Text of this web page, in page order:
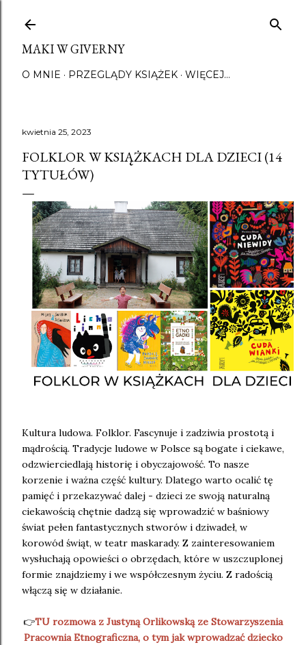
MAKI W GIVERNY
O MNIE PRZEGLĄDY KSIĄŻEK WIĘCEJ…
kwietnia 25, 2023
FOLKLOR W KSIĄŻKACH DLA DZIECI (14
TYTUŁÓW)
Kultura ludowa. Folklor. Fascynuje i zadziwia prostotą i
mądrością. Tradycje ludowe w Polsce są bogate i ciekawe,
odzwierciedlają historię i obyczajowość. To nasze
korzenie i ważna część kultury. Dlatego warto ocalić tę
pamięć i przekazywać dalej - dzieci ze swoją naturalną
ciekawością chętnie dadzą się wprowadzić w baśniowy
świat pełen fantastycznych stworów i dziwadeł, w
korowód świąt, w teatr maskarady. Z zainteresowaniem
wysłuchają opowieści o obrzędach, które w uszczuplonej
formie znajdziemy i we współczesnym życiu. Z radością
włączą się w działanie.
👉TU rozmowa z Justyną Orlikowską ze Stowarzyszenia
Pracownia Etnograficzna, o tym jak wprowadzać dziecko